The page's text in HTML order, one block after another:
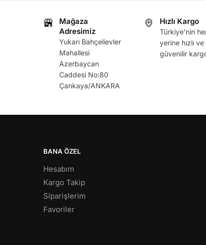
Mağaza
Adresimiz
Yukarı Bahçelievler
Mahallesi
Azerbaycan
Caddesi No:80
Çankaya/ANKARA
Hızlı Kargo
Türkiye'nin
yerine hızlı ve
güvenilir
BANA ÖZEL
Hesabım
Kargo Takip
Siparişlerim
Favoriler